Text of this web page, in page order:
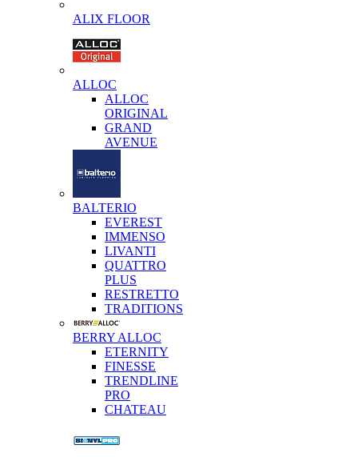
ALIX FLOOR
ALLOC
ALLOC
ORIGINAL
GRAND
AVENUE
BALTERIO
EVEREST
IMMENSO
LIVANTI
QUATTRO
PLUS
RESTRETTO
TRADITIONS
BERRY ALLOC
ETERNITY
FINESSE
TRENDLINE
PRO
CHATEAU